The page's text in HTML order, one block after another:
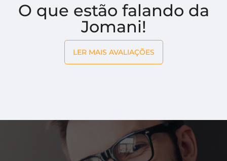
O que estão falando da
Jomani!
LER MAIS AVALIAÇÕES